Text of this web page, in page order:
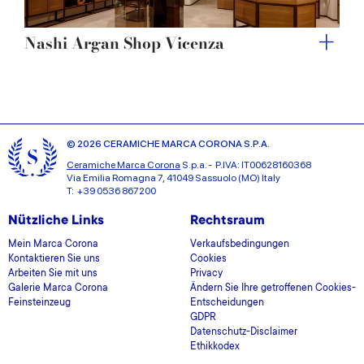
Nashi Argan Shop Vicenza
© 2026 CERAMICHE MARCA CORONA S.P.A.
Ceramiche Marca Corona S.p.a. - P.IVA: IT00628160368
Via Emilia Romagna 7, 41049 Sassuolo (MO) Italy
T: +39 0536 867200
Nützliche Links
Mein Marca Corona
Kontaktieren Sie uns
Arbeiten Sie mit uns
Galerie Marca Corona
Feinsteinzeug
Rechtsraum
Verkaufsbedingungen
Cookies
Privacy
Ändern Sie Ihre getroffenen Cookies-
Entscheidungen
GDPR
Datenschutz-Disclaimer
Ethikkodex